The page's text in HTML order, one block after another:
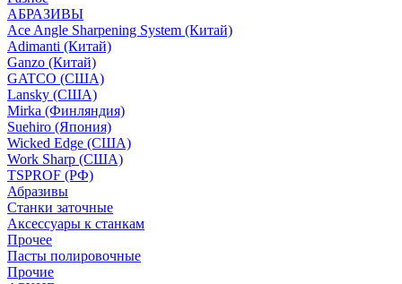
АБРАЗИВЫ
Ace Angle Sharpening System (Китай)
Adimanti (Китай)
Ganzo (Китай)
GATCO (США)
Lansky (США)
Mirka (Финляндия)
Suehiro (Япония)
Wicked Edge (США)
Work Sharp (США)
TSPROF (РФ)
Абразивы
Станки заточные
Аксессуары к станкам
Прочее
Пасты полировочные
Прочие